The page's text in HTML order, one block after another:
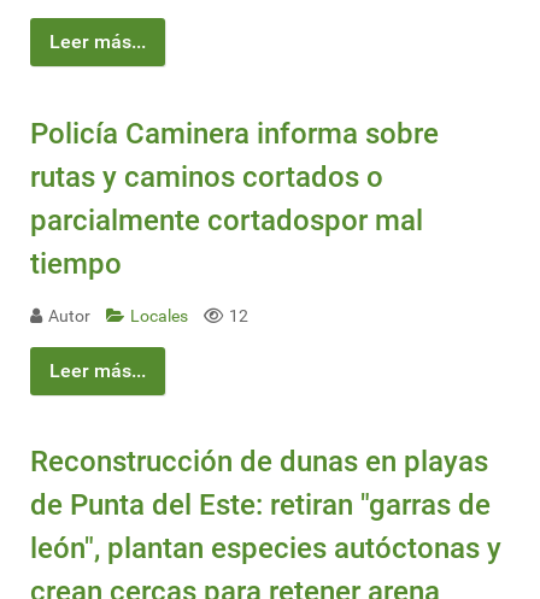
Leer más...
Policía Caminera informa sobre
rutas y caminos cortados o
parcialmente cortadospor mal
tiempo
Autor Locales 12
Leer más...
Reconstrucción de dunas en playas
de Punta del Este: retiran "garras de
león", plantan especies autóctonas y
crean cercas para retener arena